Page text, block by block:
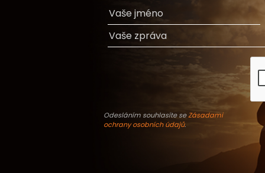
Odesláním souhlasíte seZásadami
ochrany osobních údajů.